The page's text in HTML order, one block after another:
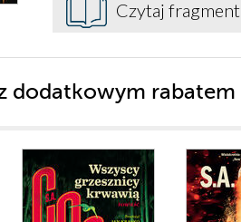
Czytaj fragment
dodatkowym rabatem